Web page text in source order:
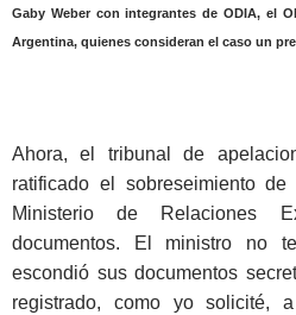
Gaby Weber con integrantes de ODIA, el
Argentina, quienes consideran el caso un
Ahora, el tribunal de
ratificado el sobreseimiento
Ministerio de Relaciones
documentos. El ministro no
escondió sus documentos
registrado, como yo solicité,